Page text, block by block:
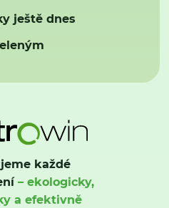
ještě dnes
každé
– ekologicky,
a efektivně